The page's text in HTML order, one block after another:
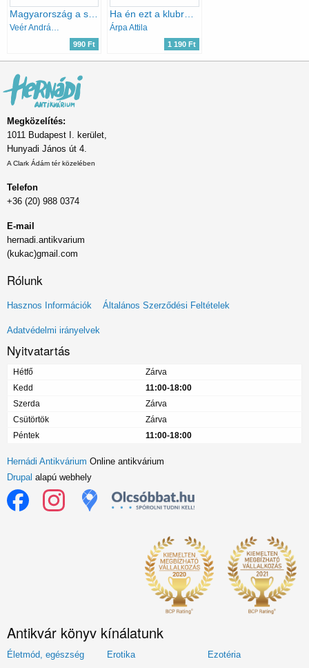
990 Ft
Árpa Attila
1 190 Ft
Megközelítés:
1011 Budapest I. kerület,
Hunyadi János út 4.
A Clark Ádám tér közelében
Telefon
+36 (20) 988 0374
E-mail
hernadi.antikvarium
(kukac)gmail.com
Rólunk
Lábléc
menü
Hasznos Információk Általános Szerződési Feltételek
Adatvédelmi irányelvek
Nyitvatartás
Hétfő
Zárva
Kedd
11:00-18:00
Szerda
Zárva
Csütörtök
Zárva
Péntek
11:00-18:00
Hernádi Antikvárium Online antikvárium
Drupal alapú webhely
Antikvár könyv kínálatunk
Életmód, egészség Erotika
Ezotéria